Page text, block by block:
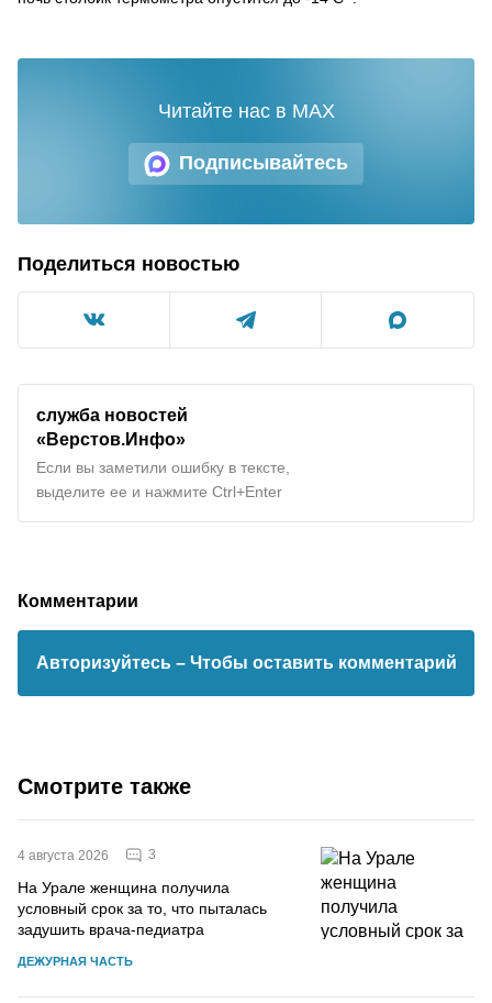
Подписывайтесь
Читайте нас в MAX
Поделиться новостью
служба новостей
«Верстов.Инфо»
Если вы заметили ошибку в тексте,
выделите ее и нажмите Ctrl+Enter
Комментарии
Авторизуйтесь – Чтобы оставить комментарий
Смотрите также
4 августа 2026 3
На Урале женщина получила
условный срок за то, что пыталась
задушить врача-педиатра
ДЕЖУРНАЯ ЧАСТЬ